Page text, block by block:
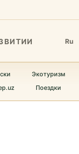
Ru
Экотуризм
Поездки